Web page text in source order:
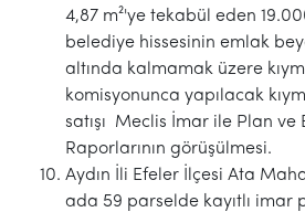
4,87 m²'ye tekabül eden
belediye hissesinin emlak
altında kalmamak üzere
komisyonunca yapılacak
satışı Meclis İmar ile Plan ve
Raporlarının görüşülmesi.
Aydın İli Efeler İlçesi Ata
ada 59 parselde kayıtlı imar